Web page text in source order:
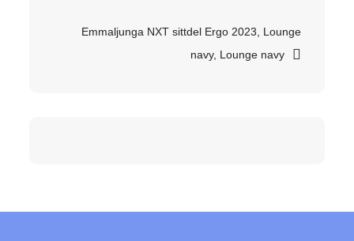
Emmaljunga NXT sittdel Ergo 2023, Lounge
navy, Lounge navy